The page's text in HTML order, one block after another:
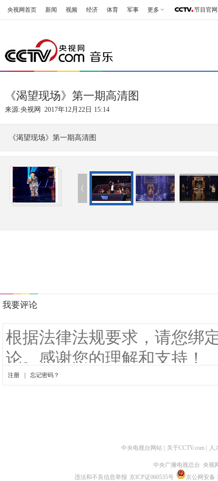
央视网首页 新闻 视频 经济 体育 军事 更多 节目官网
《渴望现场》第一期高清图
来源:央视网 2017年12月22日 15:14
《渴望现场》第一期高清图
中央电视台网站 关于CCTV.com 人
中央广播电视总台 央视
违法和不良信息举报 京ICP证060535号
京公网安备